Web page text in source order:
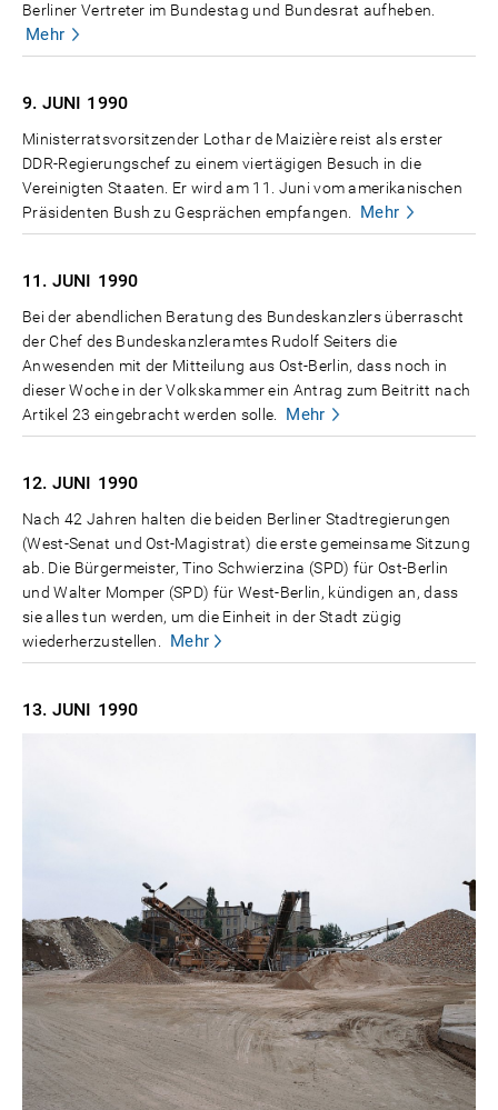
Berliner Vertreter im Bundestag und Bundesrat aufheben.
Mehr
9. JUNI 1990
Ministerratsvorsitzender Lothar de Maizière reist als erster
DDR-Regierungschef zu einem viertägigen Besuch in die
Vereinigten Staaten. Er wird am 11. Juni vom amerikanischen
Präsidenten Bush zu Gesprächen empfangen.
Mehr
11. JUNI 1990
Bei der abendlichen Beratung des Bundeskanzlers überrascht
der Chef des Bundeskanzleramtes Rudolf Seiters die
Anwesenden mit der Mitteilung aus Ost-Berlin, dass noch in
dieser Woche in der Volkskammer ein Antrag zum Beitritt nach
Artikel 23 eingebracht werden solle.
Mehr
12. JUNI 1990
Nach 42 Jahren halten die beiden Berliner Stadtregierungen
(West-Senat und Ost-Magistrat) die erste gemeinsame Sitzung
ab. Die Bürgermeister, Tino Schwierzina (SPD) für Ost-Berlin
und Walter Momper (SPD) für West-Berlin, kündigen an, dass
sie alles tun werden, um die Einheit in der Stadt zügig
wiederherzustellen.
Mehr
13. JUNI 1990